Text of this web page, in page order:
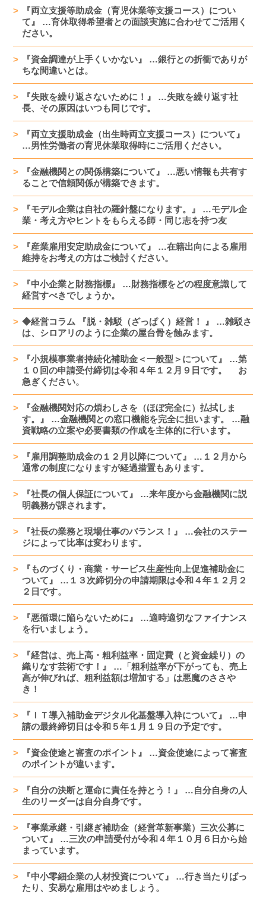
『両立支援等助成金（育児休業等支援コース）につい
て』 …育休取得希望者との面談実施に合わせてご活用く
ださい。
『資金調達が上手くいかない』 …銀行との折衝でありが
ちな間違いとは。
『失敗を繰り返さないために！』 …失敗を繰り返す社
長、その原因はいつも同じです。
『両立支援助成金（出生時両立支援コース）について』
…男性労働者の育児休業取得時にご活用ください。
『金融機関との関係構築について』 …悪い情報も共有す
ることで信頼関係が構築できます。
『モデル企業は自社の羅針盤になります。』 …モデル企
業・考え方やヒントをもらえる師・同じ志を持つ友
『産業雇用安定助成金について』 …在籍出向による雇用
維持をお考えの方はご検討ください。
『中小企業と財務指標』 …財務指標をどの程度意識して
経営すべきでしょうか。
◆経営コラム 『脱・雑駁（ざっぱく）経営！ 』 …雑駁さ
は、シロアリのように企業の屋台骨を蝕みます。
『小規模事業者持続化補助金＜一般型＞について』 …第
１０回の申請受付締切は令和４年１２月９日です。 お
急ぎください。
『金融機関対応の煩わしさを（ほぼ完全に）払拭しま
す。』 …金融機関との窓口機能を完全に担います。 …融
資戦略の立案や必要書類の作成を主体的に行います。
『雇用調整助成金の１２月以降について』 …１２月から
通常の制度になりますが経過措置もあります。
『社長の個人保証について』 …来年度から金融機関に説
明義務が課されます。
『社長の業務と現場仕事のバランス！』 …会社のステー
ジによって比率は変わります。
『ものづくり・商業・サービス生産性向上促進補助金に
ついて』 …１３次締切分の申請期限は令和４年１２月２
２日です。
『悪循環に陥らないために』 …適時適切なファイナンス
を行いましょう。
『経営は、売上高・粗利益率・固定費（と資金繰り）の
織りなす芸術です！』 …「粗利益率が下がっても、売上
高が伸びれば、粗利益額は増加する」は悪魔のささや
き！
『ＩＴ導入補助金デジタル化基盤導入枠について』 …申
請の最終締切日は令和５年１月１９日の予定です。
『資金使途と審査のポイント』 …資金使途によって審査
のポイントが違います。
『自分の決断と運命に責任を持とう！』 …自分自身の人
生のリーダーは自分自身です。
『事業承継・引継ぎ補助金（経営革新事業）三次公募に
ついて』 …三次の申請受付が令和４年１０月６日から始
まっています。
『中小零細企業の人材投資について』 …行き当たりばっ
たり、安易な雇用はやめましょう。